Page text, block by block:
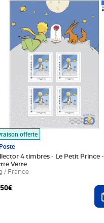
panier
offerte
4 timbres - Le Petit Prince -
Verte
/ France
7,50€